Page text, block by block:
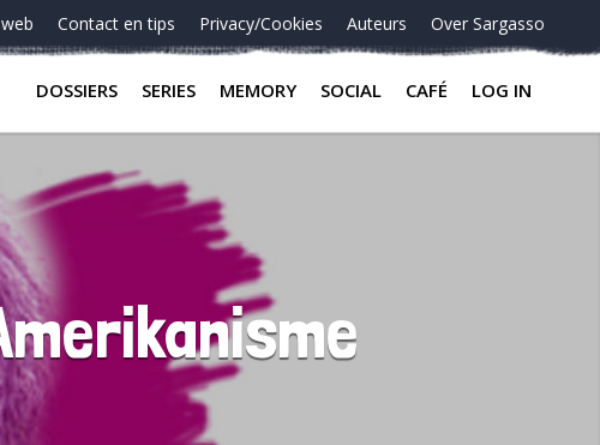
Contact en tips Privacy/Cookies Auteurs Over Sargasso
DOSSIERS SERIES MEMORY SOCIAL CAFÉ LOG IN